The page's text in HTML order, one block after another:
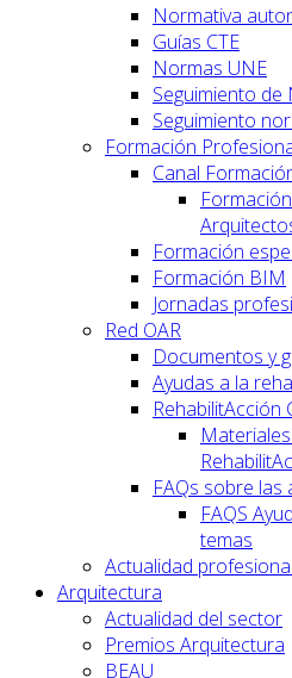
Normativa
Guías CTE
Normas UNE
Seguimiento de
Seguimiento
Formación
Canal
Formación
Formación BIM
Jornadas
Red OAR
Documentos y
Ayudas a la
RehabilitAcción
FAQs sobre las
FAQS
temas
Actualidad profesional
Arquitectura
Actualidad del sector
Premios Arquitectura
BEAU